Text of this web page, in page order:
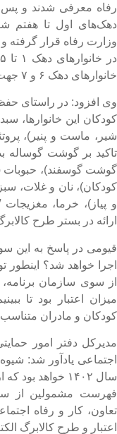
معرفی شدند و پس
اول تا هفتم
رفاه قرار گرفته و
دهک ۶ و ۷ جهت تهیه بسته رایگان غذایی تعلق می‌گرفت.
افزود: در راستای حفظ
این خانوارها،
ماست و پنیر)،
بر گوشت گوساله
گوسفند)، حبوبات
نان و غلات،
پیاز)، خرما،
در بستر طرح
خواهد شد؟ اینطور
سوی سازمان برنامه،
اعتبار بود تا
و مادران متناسب
دفتر امور
یادآور شد:
سال ۱۴۰۲ خواهد
مشمولین از
کار و رفاه
و طرح کالابرگ